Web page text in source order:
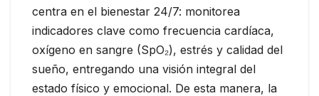
centra en el bienestar 24/7: monitorea
indicadores clave como frecuencia cardíaca,
oxígeno en sangre (SpO₂), estrés y calidad del
sueño, entregando una visión integral del
estado físico y emocional. De esta manera, la